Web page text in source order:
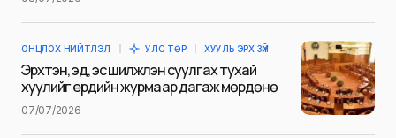
ОНЦЛОХ НИЙТЛЭЛ УЛС ТӨР ХУУЛЬ ЭРХ ЗҮЙ
Эрхтэн, эд, эс шилжүүлэн суулгах тухай
хуулийг ердийн журмаар дагаж мөрдөнө
07/07/2026